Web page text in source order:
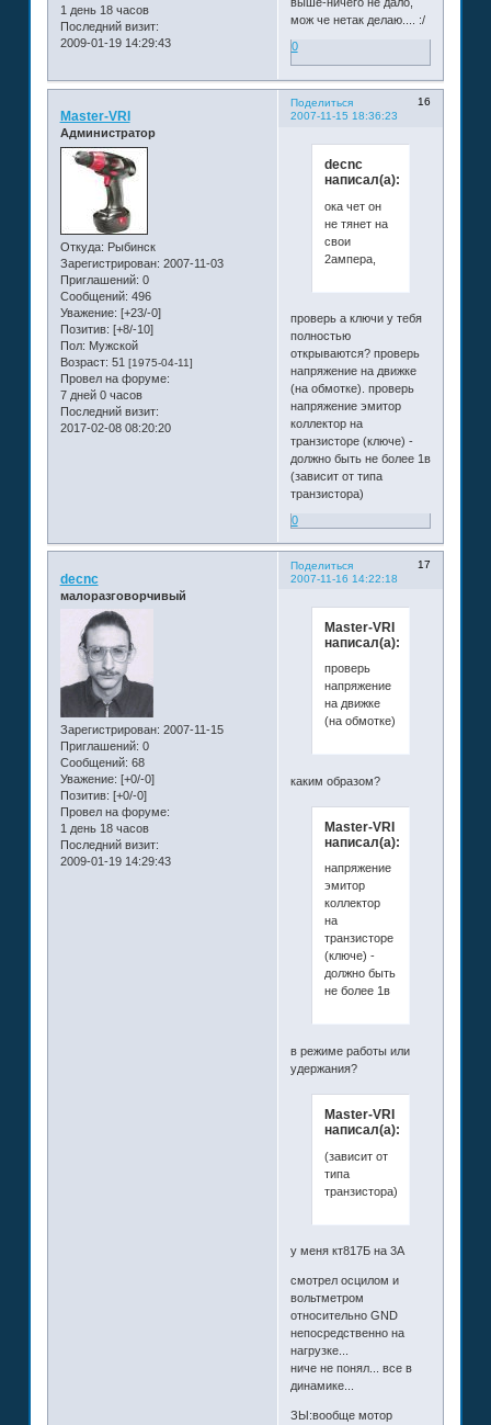
1 день 18 часов
Последний визит:
2009-01-19 14:29:43
мож че нетак делаю.... :/
0
Поделиться
16
2007-11-15 18:36:23
Master-VRI
Администратор
Откуда: Рыбинск
Зарегистрирован: 2007-11-03
Приглашений: 0
Сообщений: 496
Уважение: [+23/-0]
Позитив: [+8/-10]
Пол: Мужской
Возраст: 51 [1975-04-11]
Провел на форуме:
7 дней 0 часов
Последний визит:
2017-02-08 08:20:20
decnc
написал(а):
ока чет он
не тянет на
свои
2ампера,
проверь а ключи у тебя
полностью
открываются? проверь
напряжение на движке
(на обмотке). проверь
напряжение эмитор
коллектор на
транзисторе (ключе) -
должно быть не более 1в
(зависит от типа
транзистора)
0
Поделиться
17
2007-11-16 14:22:18
decnc
малоразговорчивый
Зарегистрирован: 2007-11-15
Приглашений: 0
Сообщений: 68
Уважение: [+0/-0]
Позитив: [+0/-0]
Провел на форуме:
1 день 18 часов
Последний визит:
2009-01-19 14:29:43
Master-VRI
написал(а):
проверь
напряжение
на движке
(на обмотке)
каким образом?
Master-VRI
написал(а):
напряжение
эмитор
коллектор
на
транзисторе
(ключе) -
должно быть
не более 1в
в режиме работы или
удержания?
Master-VRI
написал(а):
(зависит от
типа
транзистора)
у меня кт817Б на 3А
смотрел осцилом и
вольтметром
относительно GND
непосредственно на
нагрузке...
ниче не понял... все в
динамике...
ЗЫ:вообще мотор